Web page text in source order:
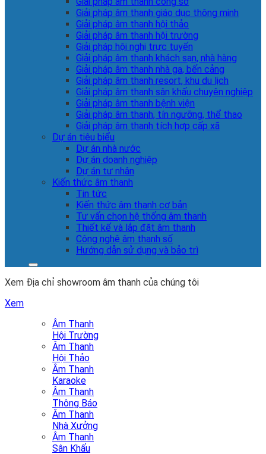
Giải pháp âm thanh giáo dục thông minh
Giải pháp âm thanh hội thảo
Giải pháp âm thanh hội trường
Giải pháp hội nghị trực tuyến
Giải pháp âm thanh khách sạn, nhà hàng
Giải pháp âm thanh nhà ga, bến cảng
Giải pháp âm thanh resort, khu du lịch
Giải pháp âm thanh sân khấu chuyên nghiệp
Giải pháp âm thanh bệnh viện
Giải pháp âm thanh, tín ngưỡng, thể thao
Giải pháp âm thanh tích hợp cấp xã
Dự án tiêu biểu
Dự án nhà nước
Dự án doanh nghiệp
Dự án tư nhân
Kiến thức âm thanh
Tin tức
Kiến thức âm thanh cơ bản
Tư vấn chọn hệ thống âm thanh
Thiết kế và lắp đặt âm thanh
Công nghệ âm thanh số
Hướng dẫn sử dụng và bảo trì
Xem Địa chỉ showroom âm thanh của chúng tôi
Xem
Âm Thanh
Hội Trường
Âm Thanh
Hội Thảo
Âm Thanh
Karaoke
Âm Thanh
Thông Báo
Âm Thanh
Nhà Xưởng
Âm Thanh
Sân Khấu